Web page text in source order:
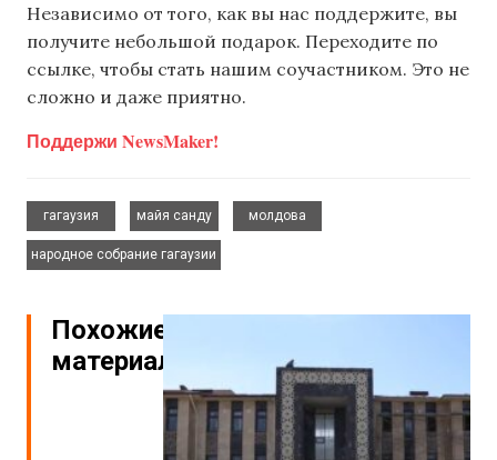
Независимо от того, как вы нас поддержите, вы
получите небольшой подарок. Переходите по
ссылке, чтобы стать нашим соучастником. Это не
сложно и даже приятно.
Поддержи NewsMaker!
гагаузия
майя санду
молдова
народное собрание гагаузии
Похожие
материалы